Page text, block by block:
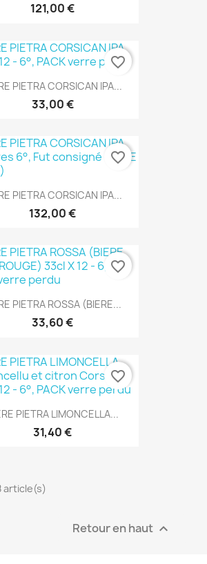
121,00 €
PIETRA CORSICAN IPA...
33,00 €
favorite_border
PIETRA CORSICAN IPA...
132,00 €
favorite_border
PIETRA ROSSA (BIERE...
33,60 €
favorite_border
PIETRA LIMONCELLA...
31,40 €
favorite_border
article(s)
Retour en haut 